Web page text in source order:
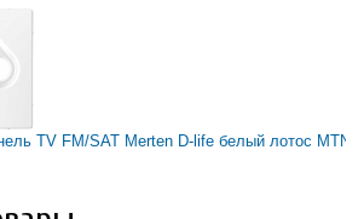
TV FM/SAT Merten D-life белый лотос